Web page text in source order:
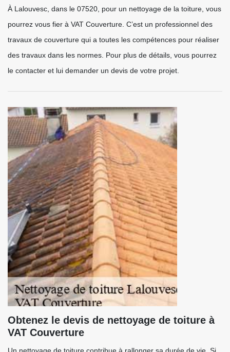
À Lalouvesc, dans le 07520, pour un nettoyage de la toiture, vous
pourrez vous fier à VAT Couverture. C’est un professionnel des
travaux de couverture qui a toutes les compétences pour réaliser
des travaux dans les normes. Pour plus de détails, vous pourrez
le contacter et lui demander un devis de votre projet.
Obtenez le devis de nettoyage de toiture à
VAT Couverture